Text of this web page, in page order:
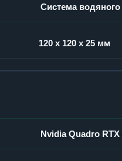
Система
120 x 120 x 25 мм
Nvidia Quadro RTX